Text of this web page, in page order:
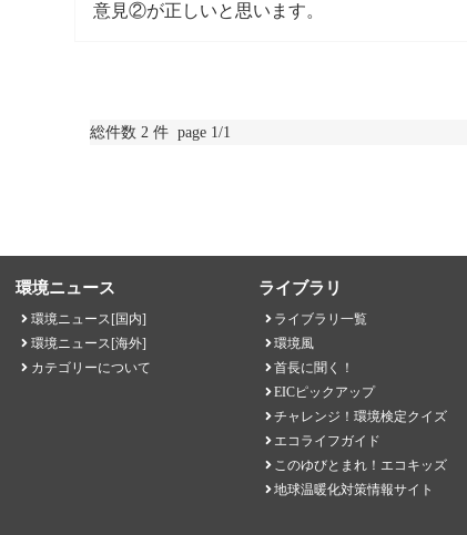
意見②が正しいと思います。
総件数 2 件 page 1/1
環境ニュース
環境ニュース[国内]
環境ニュース[海外]
カテゴリーについて
ライブラリ
ライブラリ一覧
環境風
首長に聞く！
EICピックアップ
チャレンジ！環境検定クイズ
エコライフガイド
このゆびとまれ！エコキッズ
地球温暖化対策情報サイト